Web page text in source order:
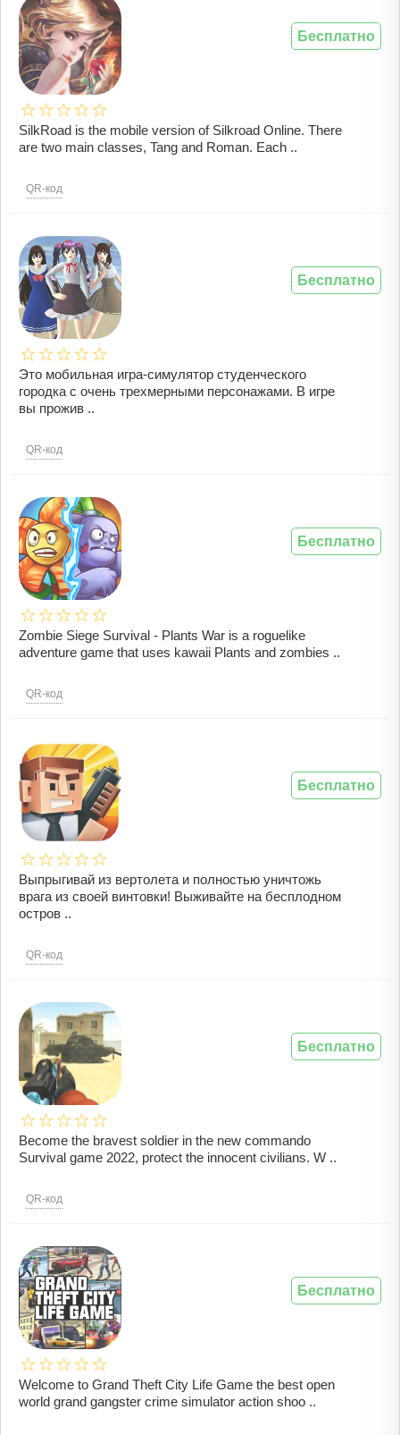
SilkRoad is the mobile version of Silkroad Online. There
are two main classes, Tang and Roman. Each ..
QR-код
Бесплатно
Это мобильная игра-симулятор студенческого
городка с очень трехмерными персонажами. В игре
вы прожив ..
QR-код
Бесплатно
Zombie Siege Survival - Plants War is a roguelike
adventure game that uses kawaii Plants and zombies ..
QR-код
Бесплатно
Выпрыгивай из вертолета и полностью уничтожь
врага из своей винтовки! Выживайте на бесплодном
остров ..
QR-код
Бесплатно
Become the bravest soldier in the new commando
Survival game 2022, protect the innocent civilians. W ..
QR-код
Бесплатно
Welcome to Grand Theft City Life Game the best open
world grand gangster crime simulator action shoo ..
Бесплатно